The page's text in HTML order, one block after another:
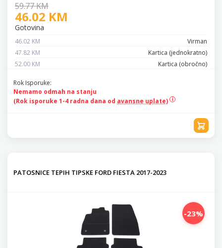
59.77 KM
46.02 KM
Gotovina
46.02 KM
Virman
47.82 KM
Kartica (jednokratno)
52.00 KM
Kartica (obročno)
Rok Isporuke:
Nemamo odmah na stanju
(Rok isporuke 1-4 radna dana od avansne uplate)
PATOSNICE TEPIH TIPSKE FORD FIESTA 2017-2023
-23%